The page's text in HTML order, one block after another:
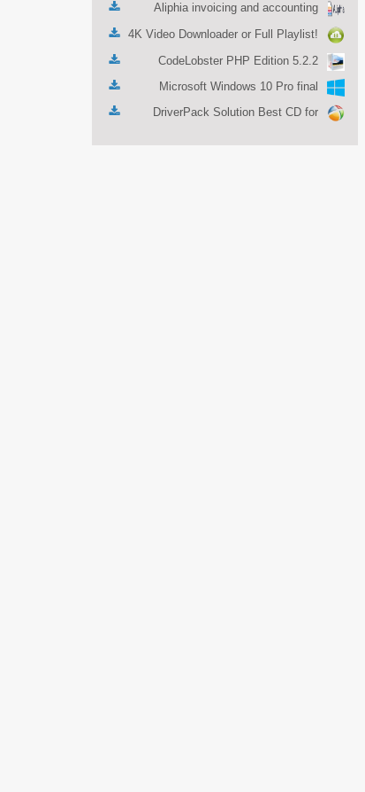
Aliphia invoicing and accounting
management 1.0.1
4K Video Downloader or Full Playlist!
3.4.5.1525
CodeLobster PHP Edition 5.2.2
Microsoft Windows 10 Pro final
DriverPack Solution Best CD for